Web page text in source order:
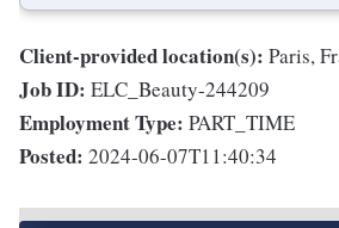
Client-provided location(s): Paris,
Job ID: ELC_Beauty-244209
Employment Type: PART_TIME
Posted: 2024-06-07T11:40:34